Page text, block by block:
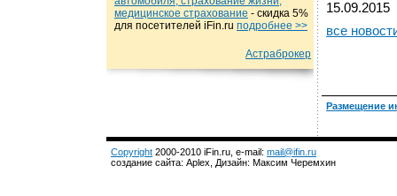
медицинское страхование - cкидка 5%
для посетителей iFin.ru подробнеe >>
Астраброкер
15.09.2015
все
Размещение
Copyright 2000-2010 iFin.ru, e-mail: mail@ifin.ru
создание сайта: Aplex, Дизайн: Максим Черемхин